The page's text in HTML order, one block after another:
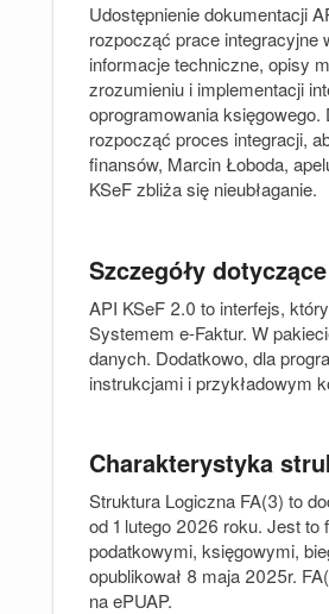
Udostępnienie dokumentacji
rozpocząć prace integracyjne
informacje techniczne, opisy
zrozumieniu i implementacji
oprogramowania
rozpocząć proces integracji,
finansów, Marcin Łoboda,
KSeF zbliża się nieubłaganie.
Szczegóły
API KSeF 2.0 to interfejs,
Systemem e-Faktur. W
danych. Dodatkowo, dla
instrukcjami i przykładowym
Charakterystyka
Struktura Logiczna FA(3) to
od 1 lutego 2026 roku. Jest
podatkowymi, księgowymi,
opublikował 8 maja 2025r.
na ePUAP.